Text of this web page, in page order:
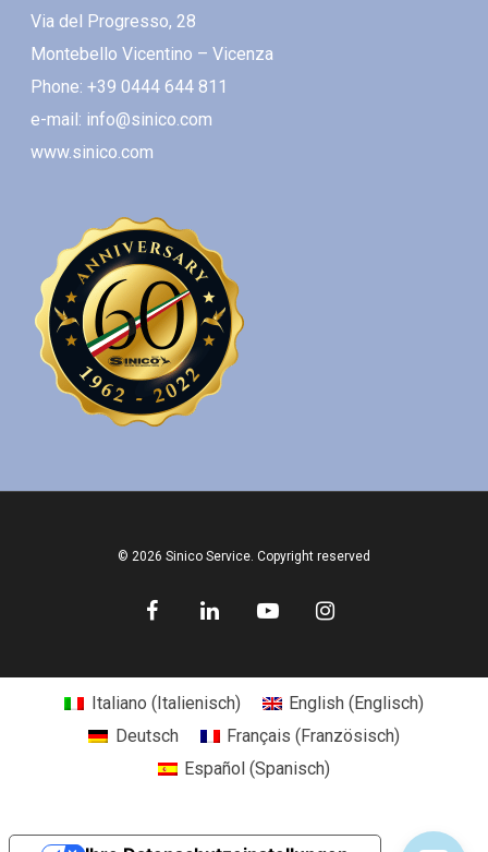
Via del Progresso, 28
Montebello Vicentino – Vicenza
Phone: +39 0444 644 811
e-mail: info@sinico.com
www.sinico.com
© 2026 Sinico Service. Copyright reserved
Italiano (Italienisch) English(Englisch)
Deutsch
Français (Französisch)
Español (Spanisch)